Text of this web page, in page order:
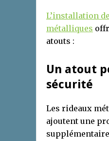
L’installation
métalliques
atouts :
Un atout
sécurité
Les rideaux
ajoutent une